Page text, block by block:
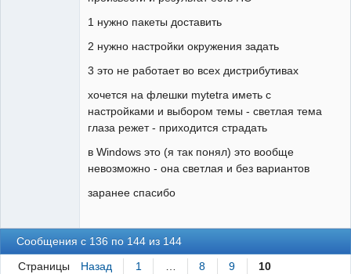
1 нужно пакеты доставить
2 нужно настройки окружения задать
3 это не работает во всех дистрибутивах
хочется на флешки mytetra иметь с
настройками и выбором темы - светлая тема
глаза режет - приходится страдать
в Windows это (я так понял) это вообще
невозможно - она светлая и без вариантов
заранее спасибо
Сообщения с 136 по 144 из 144
Страницы Назад 1 … 8 9
10